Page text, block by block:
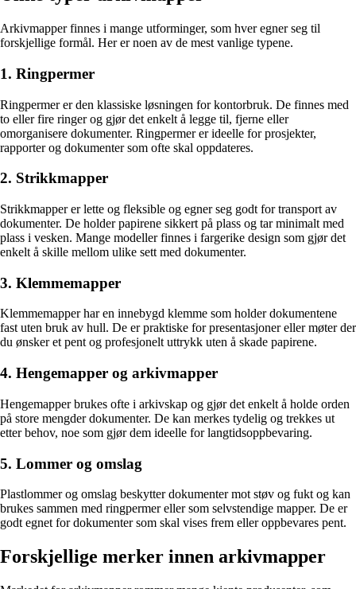
Arkivmapper finnes i mange utforminger, som hver egner seg til
forskjellige formål. Her er noen av de mest vanlige typene.
1. Ringpermer
Ringpermer er den klassiske løsningen for kontorbruk. De finnes med
to eller fire ringer og gjør det enkelt å legge til, fjerne eller
omorganisere dokumenter. Ringpermer er ideelle for prosjekter,
rapporter og dokumenter som ofte skal oppdateres.
2. Strikkmapper
Strikkmapper er lette og fleksible og egner seg godt for transport av
dokumenter. De holder papirene sikkert på plass og tar minimalt med
plass i vesken. Mange modeller finnes i fargerike design som gjør det
enkelt å skille mellom ulike sett med dokumenter.
3. Klemmemapper
Klemmemapper har en innebygd klemme som holder dokumentene
fast uten bruk av hull. De er praktiske for presentasjoner eller møter der
du ønsker et pent og profesjonelt uttrykk uten å skade papirene.
4. Hengemapper og arkivmapper
Hengemapper brukes ofte i arkivskap og gjør det enkelt å holde orden
på store mengder dokumenter. De kan merkes tydelig og trekkes ut
etter behov, noe som gjør dem ideelle for langtidsoppbevaring.
5. Lommer og omslag
Plastlommer og omslag beskytter dokumenter mot støv og fukt og kan
brukes sammen med ringpermer eller som selvstendige mapper. De er
godt egnet for dokumenter som skal vises frem eller oppbevares pent.
Forskjellige merker innen arkivmapper